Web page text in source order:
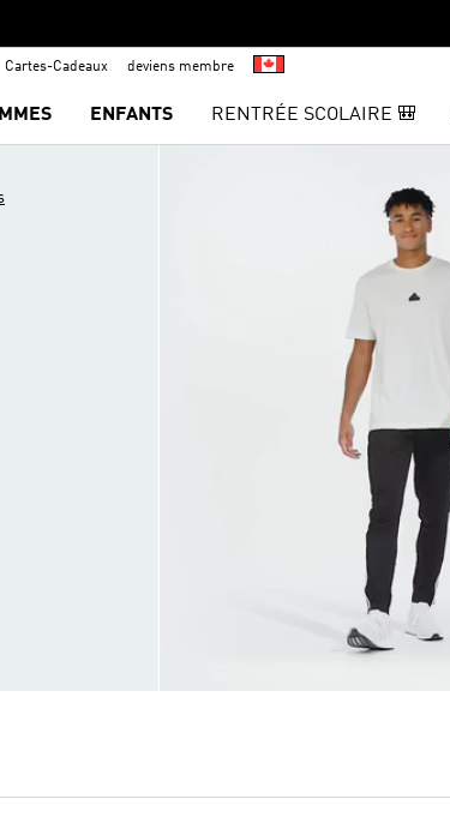
Cartes-Cadeaux deviens membre
ENFANTS RENTRÉE SCOLAIRE 🎒